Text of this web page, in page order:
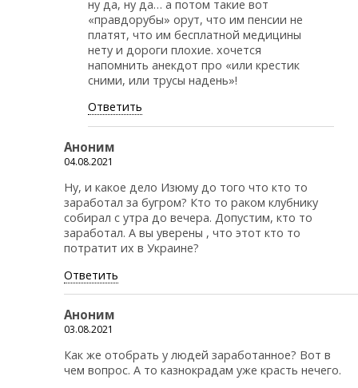
ну да, ну да… а потом такие вот
«правдорубы» орут, что им пенсии не
платят, что им бесплатной медицины
нету и дороги плохие. хочется
напомнить анекдот про «или крестик
сними, или трусы надень»!
Ответить
Аноним
04.08.2021
Ну, и какое дело Изюму до того что кто то
заработал за бугром? Кто то раком клубнику
собирал с утра до вечера. Допустим, кто то
заработал. А вы уверены , что этот кто то
потратит их в Украине?
Ответить
Аноним
03.08.2021
Как же отобрать у людей заработанное? Вот в
чем вопрос. А то казнокрадам уже красть нечего.